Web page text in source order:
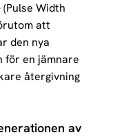
Width
att
den nya
för en jämnare
återgivning
av